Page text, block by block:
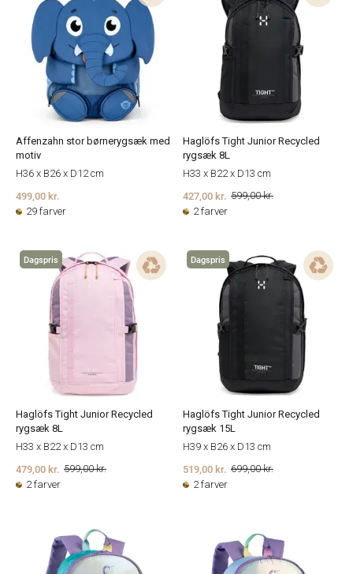
Affenzahn stor børnerygsæk med
motiv
H36 x B26 x D12 cm
499,00 kr.
29 farver
Haglöfs Tight Junior Recycled
rygsæk 8L
H33 x B22 x D13 cm
599,00 kr.
427,00 kr.
2 farver
Dagspris
Haglöfs Tight Junior Recycled
rygsæk 8L
H33 x B22 x D13 cm
599,00 kr.
479,00 kr.
2 farver
Dagspris
Haglöfs Tight Junior Recycled
rygsæk 15L
H39 x B26 x D13 cm
699,00 kr.
519,00 kr.
2 farver